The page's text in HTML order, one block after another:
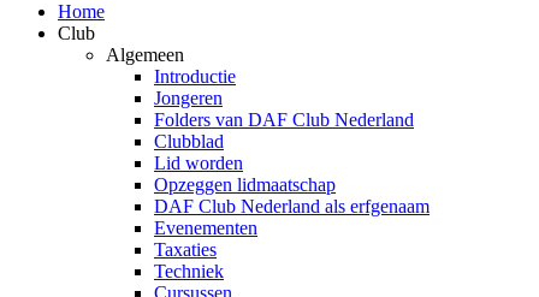
Home
Club
Algemeen
Introductie
Jongeren
Folders van DAF Club Nederland
Clubblad
Lid worden
Opzeggen lidmaatschap
DAF Club Nederland als erfgenaam
Evenementen
Taxaties
Techniek
Cursussen